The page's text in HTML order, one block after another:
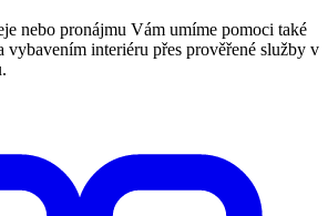
nebo pronájmu Vám umíme pomoci také
vybavením interiéru přes prověřené služby v